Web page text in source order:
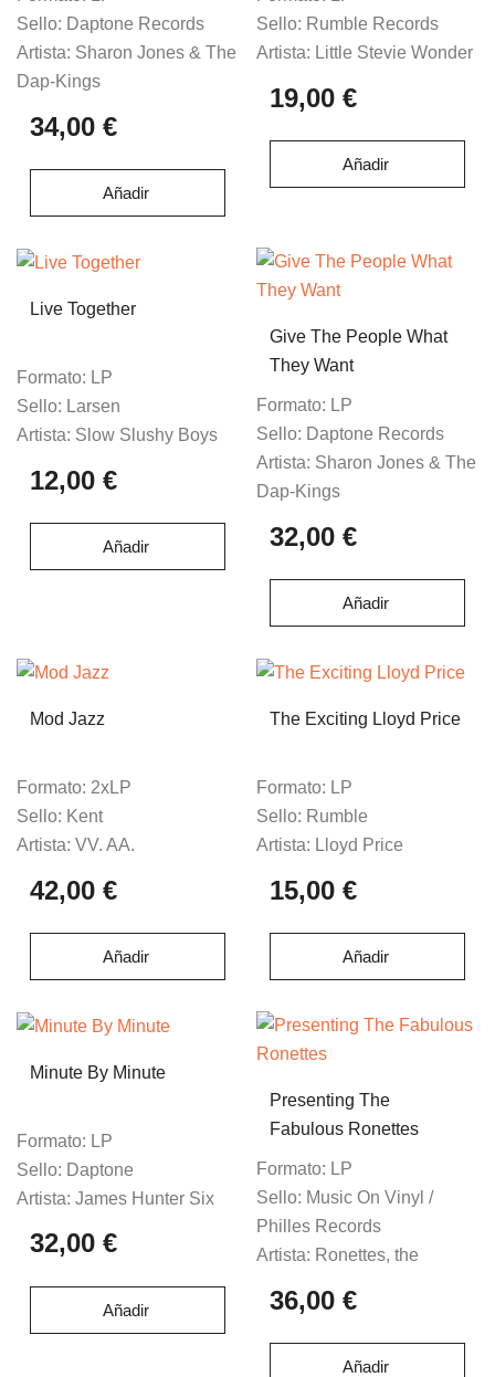
Sello: Daptone Records
Artista: Sharon Jones & The
Dap-Kings
34,00 €
Añadir
Sello: Rumble Records
Artista: Little Stevie Wonder
19,00 €
Añadir
Live Together
Formato: LP
Sello: Larsen
Artista: Slow Slushy Boys
12,00 €
Añadir
Give The People What
They Want
Formato: LP
Sello: Daptone Records
Artista: Sharon Jones & The
Dap-Kings
32,00 €
Añadir
Mod Jazz
Formato: 2xLP
Sello: Kent
Artista: VV. AA.
42,00 €
Añadir
The Exciting Lloyd Price
Formato: LP
Sello: Rumble
Artista: Lloyd Price
15,00 €
Añadir
Minute By Minute
Formato: LP
Sello: Daptone
Artista: James Hunter Six
32,00 €
Añadir
Presenting The
Fabulous Ronettes
Formato: LP
Sello: Music On Vinyl /
Philles Records
Artista: Ronettes, the
36,00 €
Añadir